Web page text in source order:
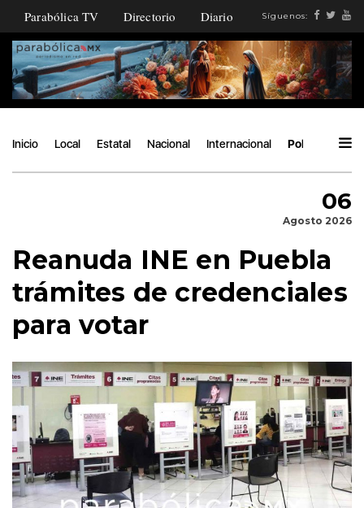
Parabólica TV Directorio Diario Síguenos:
Inicio Local Estatal Nacional Internacional Política
06
Agosto 2026
Reanuda INE en Puebla
trámites de credenciales
para votar